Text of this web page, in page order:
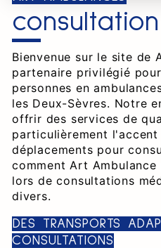
Bienvenue sur le site de
partenaire privilégié
personnes en
les Deux-Sèvres. Notre
offrir des services de
particulièrement
déplacements pour
comment Art
lors de consultations
divers.
DES TRANSPORTS
CONSULTATIONS